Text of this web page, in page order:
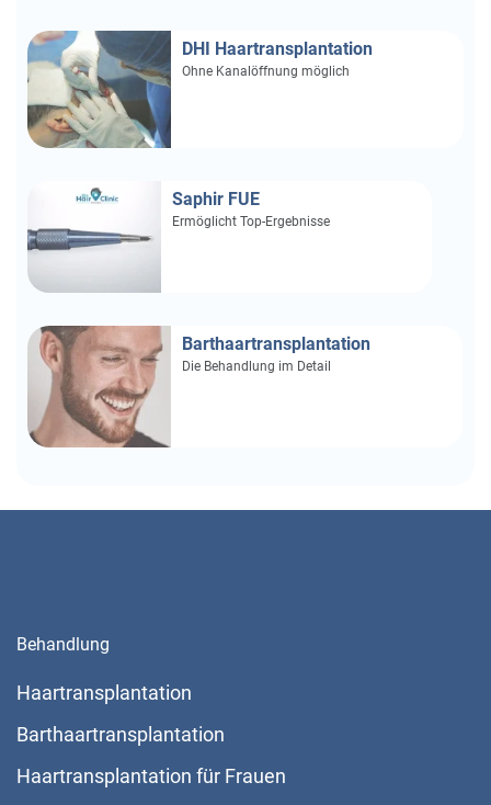
DHI Haartransplantation
Ohne Kanalöffnung möglich
Saphir FUE
Ermöglicht Top-Ergebnisse
Barthaartransplantation
Die Behandlung im Detail
Behandlung
Haartransplantation
Barthaartransplantation
Haartransplantation für Frauen